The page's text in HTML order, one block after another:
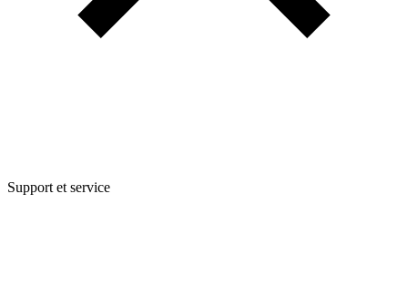
Support et service